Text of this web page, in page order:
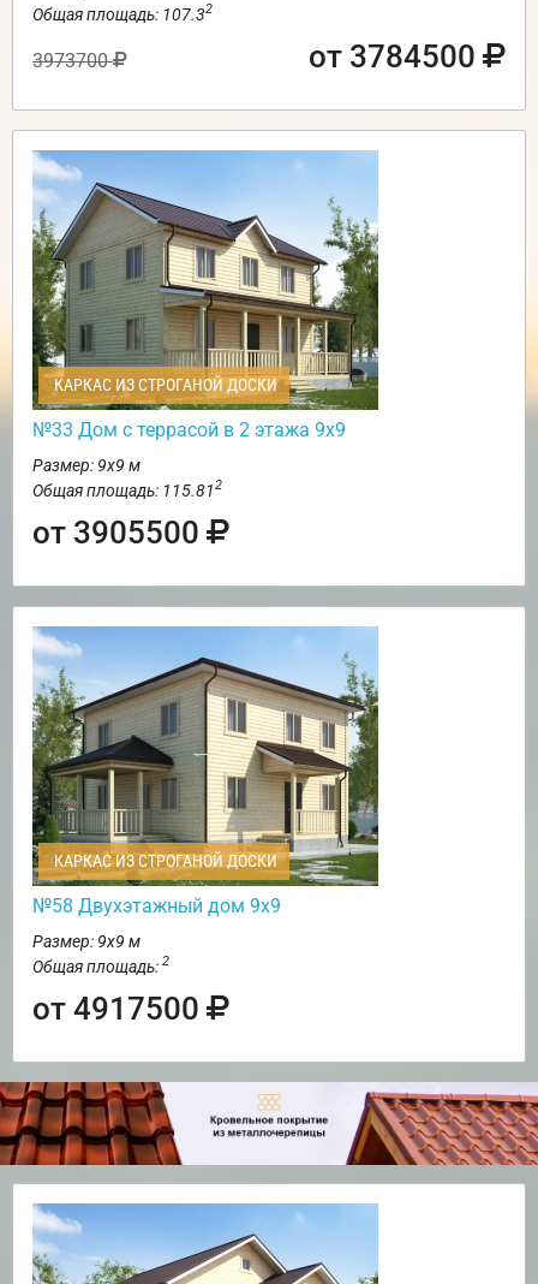
Общая площадь: 107.32
3973700 от 3784500
КАРКАС ИЗ СТРОГАНОЙ ДОСКИ
№33 Дом с террасой в 2 этажа 9х9
Размер: 9х9 м
Общая площадь: 115.812
от 3905500
КАРКАС ИЗ СТРОГАНОЙ ДОСКИ
№58 Двухэтажный дом 9х9
Размер: 9х9 м
Общая площадь: 2
от 4917500